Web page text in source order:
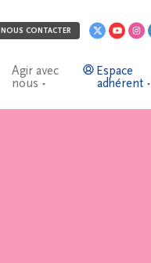
NOUS CONTACTER
Agir avec
nous
Espace
adhérent